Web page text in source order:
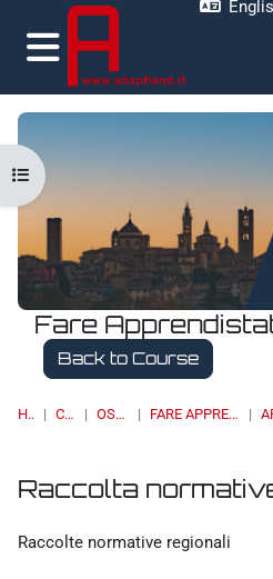
Skip to main content
Side panel
Fare
Back to Course
HOME COURSES OSSERVATORI FARE APPRENDISTATO - DATABASE
Open course index
Raccolta
Raccolte normative regionali